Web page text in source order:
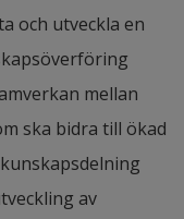
of electric
performance
vehicle
or heavy truck.
total price of
och utveckla en
mellan
ska bidra till ökad
av